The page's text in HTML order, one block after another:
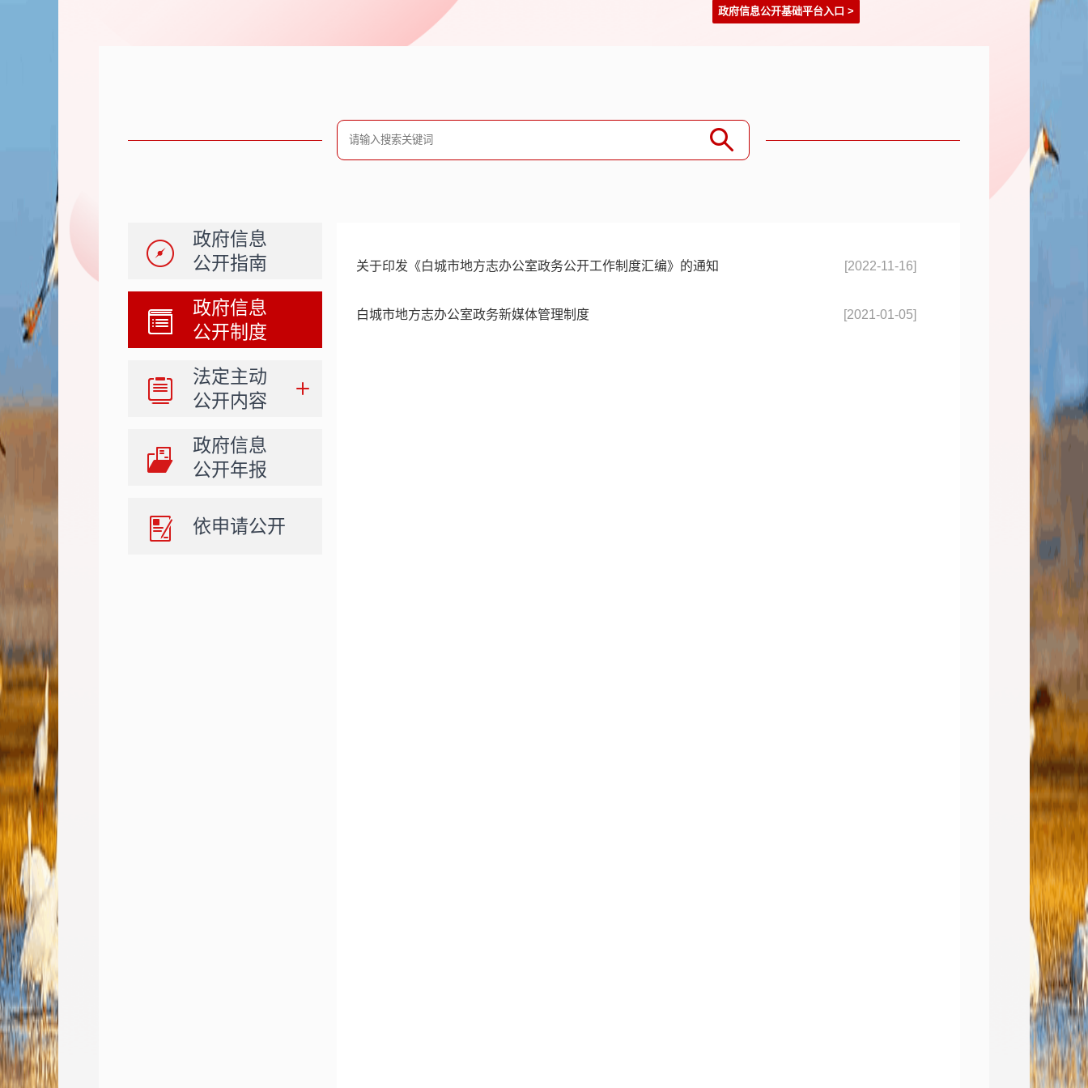
政府信息公开基础平台入口 >
政府信息
公开指南
政府信息
公开制度
法定主动
公开内容
政府信息
公开年报
依申请公开
关于印发《白城市地方志办公室政务公开工作制度汇编》的通知 [2022-11-16]
白城市地方志办公室政务新媒体管理制度 [2021-01-05]